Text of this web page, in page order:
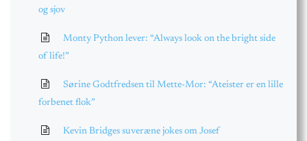
og sjov
Monty Python lever: “Always look on the bright side
of life!”
Sørine Godtfredsen til Mette-Mor: “Ateister er en lille
forbenet flok”
Kevin Bridges suveræne jokes om Josef